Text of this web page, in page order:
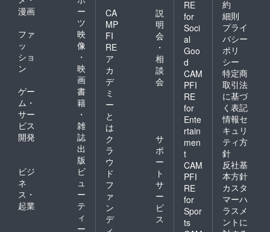
漫画
ー
ツ
ファ
ッ
ショ
ン
映
像
・
映
画
ゲー
ム・
サー
ビス
開発
書
籍
・
雑
誌
出
版
ビジ
ネ
ス・
起業
ビ
ュ
ー
テ
ィ
ー
CA
MP
FI
RE
ア
カ
デ
ミ
ー
と
は
説
明
会
・
相
談
会
ク
ラ
ウ
ド
フ
ァ
ン
デ
サ
ポ
ー
ト
サ
ー
ビ
ス
RE
for
Soci
al
Goo
d
CAM
PFI
RE
for
Ente
rtain
men
t
CAM
PFI
RE
for
Spor
ts
約
細則
プライ
バシー
ポリ
シー
特定商
取引法
に基づ
く表記
情報セ
キュリ
ティ方
針
反社基
本方針
カスタ
マーハ
ラスメ
ントに